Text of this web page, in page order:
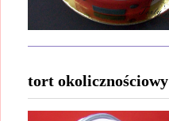
tort okolicznościowy